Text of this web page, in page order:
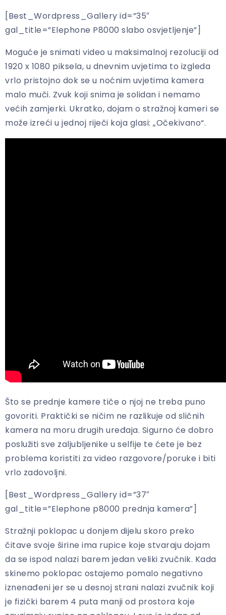
[Best_Wordpress_Gallery id=”35″
gal_title=”Elephone P8000 slabo osvjetljenje”]
Moguće je snimati video u maksimalnoj rezoluciji od
1920 x 1080 piksela, u dnevnim uvjetima to izgleda
vrlo pristojno dok se u noćnim uvjetima kamera
malo muči. Zvuk koji snima je solidan i nemamo
većih zamjerki. Ukratko, dojam o stražnoj kameri se
može izreći u jednoj riječi koja glasi: „Očekivano“.
Što se prednje kamere tiče o njoj ne treba puno
govoriti. Praktički se ničim ne razlikuje od sličnih
kamera na moru drugih uređaja. Sigurno će dobro
poslužiti sve zaljubljenike u selfije te ćete je bez
problema koristiti za video razgovore/poruke i biti
vrlo zadovoljni.
[Best_Wordpress_Gallery id=”37″
gal_title=”Elephone p8000 prednja kamera”]
Stražnji poklopac u donjem dijelu skoro preko
čitave svoje širine ima rupice koje stvaraju dojam
da se ispod nalazi barem jedan veliki zvučnik. Kada
skinemo poklopac ostajemo pomalo negativno
iznenađeni jer se u desnoj strani nalazi zvučnik koji
je fizički barem 4 puta manji od prostora koje